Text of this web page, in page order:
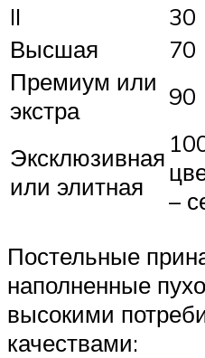
II
30
Высшая
70
Премиум или
экстра
90
Эксклюзивная
или элитная
–
Постельные
наполненные
высокими
качествами: